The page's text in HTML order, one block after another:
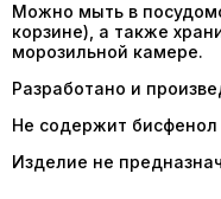
Можно мыть в
корзине), а также
морозильной камере.
Разработано и
Не содержит
Изделие не